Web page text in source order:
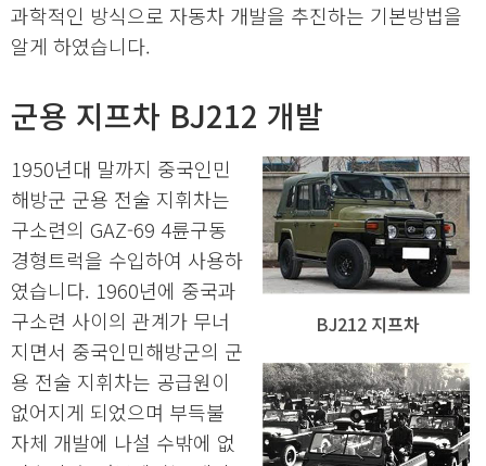
과학적인 방식으로 자동차 개발을 추진하는 기본방법을
알게 하였습니다.
군용 지프차 BJ212 개발
BJ212 지프차
1950년대 말까지 중국인민
해방군 군용 전술 지휘차는
구소련의 GAZ-69 4륜구동
경형트럭을 수입하여 사용하
였습니다. 1960년에 중국과
구소련 사이의 관계가 무너
지면서 중국인민해방군의 군
용 전술 지휘차는 공급원이
없어지게 되었으며 부득불
자체 개발에 나설 수밖에 없